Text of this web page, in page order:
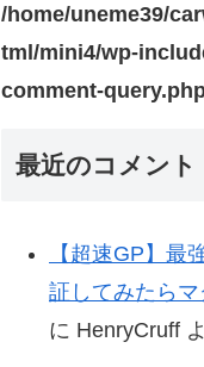
/home/uneme39/
tml/mini4/wp-
comment-
最近のコメント
【超速GP】最
証してみたらマ
に HenryCruff